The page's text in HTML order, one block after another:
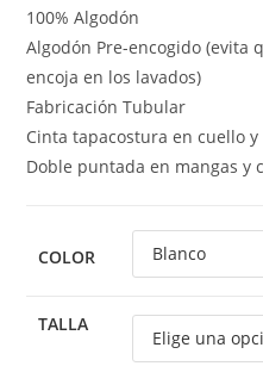
100% Algodón
Algodón Pre-encogido (evita
encoja en los lavados)
Fabricación Tubular
Cinta tapacostura en cuello
Doble puntada en mangas y
COLOR
TALLA